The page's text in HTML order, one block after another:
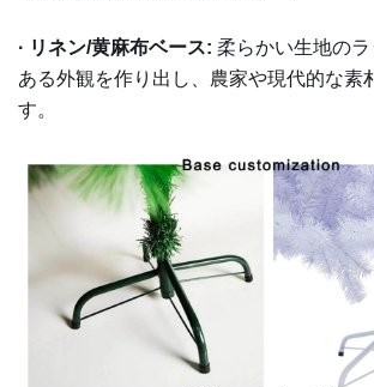
· リネン/黄麻布ベース: 柔らかい生地の
ある外観を作り出し、農家や現代的な素
す。